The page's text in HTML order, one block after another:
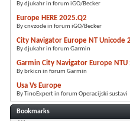
By djukahr in forum iGO/Becker
Europe HERE 2025.Q2
By cnvzode in forum iGO/Becker
City Navigator Europe NT Unicode
By djukahr in forum Garmin
Garmin City Navigator Europe
By brkicn in forum Garmin
Usa Vs Europe
By TinoExpert in forum Operacijski sustavi
Bookmarks